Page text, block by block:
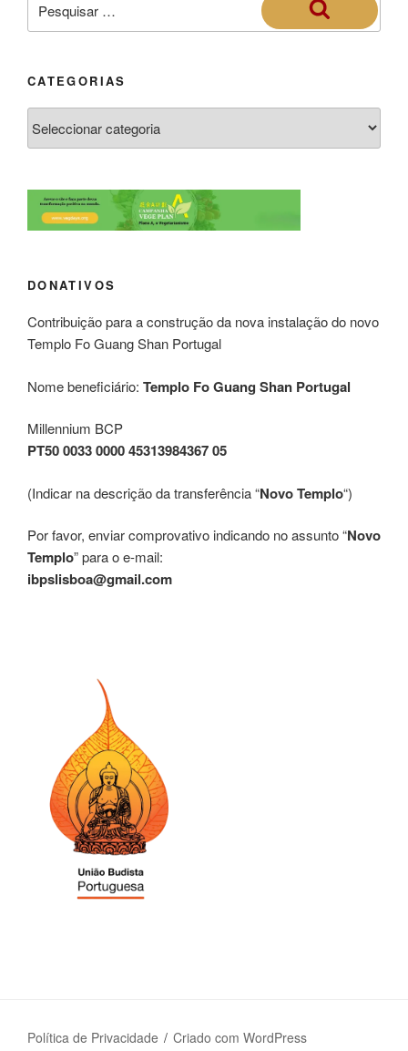
CATEGORIAS
DONATIVOS
Contribuição para a construção da nova instalação do novo
Templo Fo Guang Shan Portugal
Nome beneficiário: Templo Fo Guang Shan Portugal
Millennium BCP
PT50 0033 0000 45313984367 05
(Indicar na descrição da transferência “Novo Templo“)
Por favor, enviar comprovativo indicando no assunto “Novo
Templo” para o e-mail:
ibpslisboa@gmail.com
Política de Privacidade Criado com WordPress